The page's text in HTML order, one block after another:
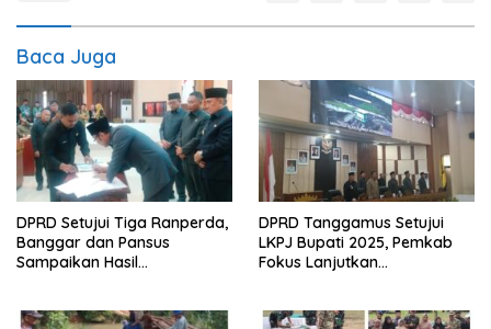
Baca Juga
DPRD Setujui Tiga Ranperda,
Banggar dan Pansus
Sampaikan Hasil
DPRD Tanggamus Setujui
LKPJ Bupati 2025, Pemkab
Fokus Lanjutkan